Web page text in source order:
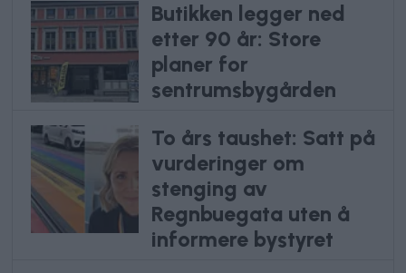
Butikken legger ned
etter 90 år: Store
planer for
sentrumsbygården
To års taushet: Satt på
vurderinger om
stenging av
Regnbuegata uten å
informere bystyret